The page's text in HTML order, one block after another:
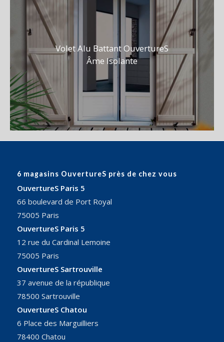
Volet Alu Battant OuvertureS
Âme Isolante
6 magasins OuvertureS près de chez vous
OuvertureS Paris 5
66 boulevard de Port Royal
75005 Paris
OuvertureS Paris 5
12 rue du Cardinal Lemoine
75005 Paris
OuvertureS Sartrouville
37 avenue de la république
78500 Sartrouville
OuvertureS Chatou
6 Place des Marguilliers
78400 Chatou